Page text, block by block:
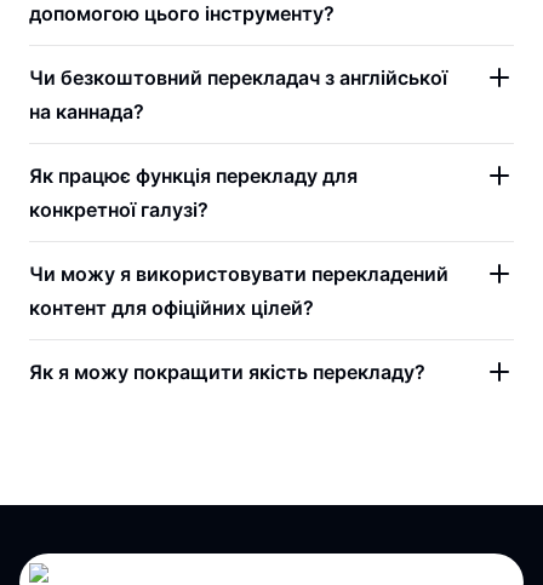
допомогою цього інструменту?
Чи безкоштовний перекладач з англійської
на каннада?
Як працює функція перекладу для
конкретної галузі?
Чи можу я використовувати перекладений
контент для офіційних цілей?
Як я можу покращити якість перекладу?